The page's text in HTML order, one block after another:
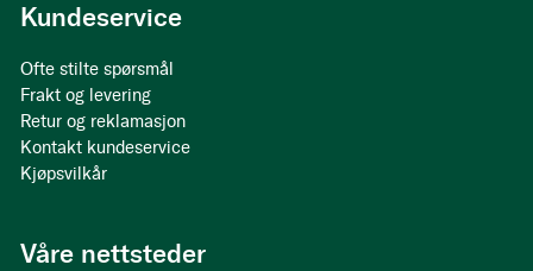
Kundeservice
Ofte stilte spørsmål
Frakt og levering
Retur og reklamasjon
Kontakt kundeservice
Kjøpsvilkår
Våre nettsteder